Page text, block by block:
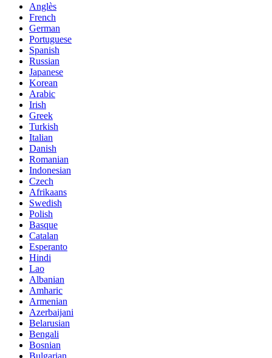
Anglès
French
German
Portuguese
Spanish
Russian
Japanese
Korean
Arabic
Irish
Greek
Turkish
Italian
Danish
Romanian
Indonesian
Czech
Afrikaans
Swedish
Polish
Basque
Catalan
Esperanto
Hindi
Lao
Albanian
Amharic
Armenian
Azerbaijani
Belarusian
Bengali
Bosnian
Bulgarian